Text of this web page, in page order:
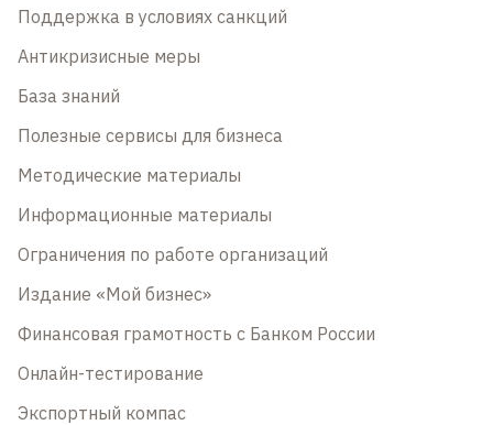
Поддержка в условиях санкций
Антикризисные меры
База знаний
Полезные сервисы для бизнеса
Методические материалы
Информационные материалы
Ограничения по работе организаций
Издание «Мой бизнес»
Финансовая грамотность с Банком России
Онлайн-тестирование
Экспортный компас